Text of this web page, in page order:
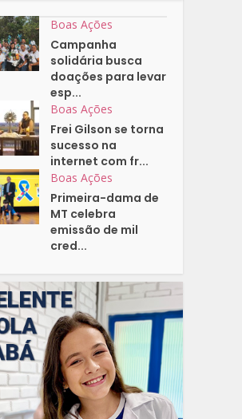
Boas Ações
Campanha
solidária busca
doações para levar
esp...
Boas Ações
Frei Gilson se torna
sucesso na
internet com fr...
Boas Ações
Primeira-dama de
MT celebra
emissão de mil
cred...